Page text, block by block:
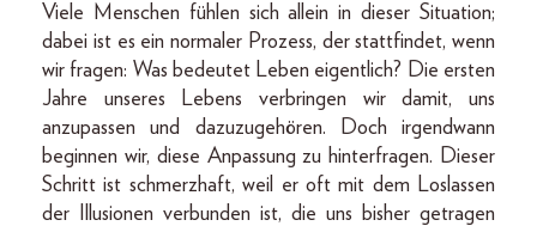
Viele Menschen fühlen sich allein in dieser Situation;
dabei ist es ein normaler Prozess, der stattfindet, wenn
wir fragen: Was bedeutet Leben eigentlich? Die ersten
Jahre unseres Lebens verbringen wir damit, uns
anzupassen und dazuzugehören. Doch irgendwann
beginnen wir, diese Anpassung zu hinterfragen. Dieser
Schritt ist schmerzhaft, weil er oft mit dem Loslassen
der Illusionen verbunden ist, die uns bisher getragen